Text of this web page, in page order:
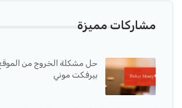
مشاركات مميزة
حل مشكلة الخروج من
بيرفكت موني